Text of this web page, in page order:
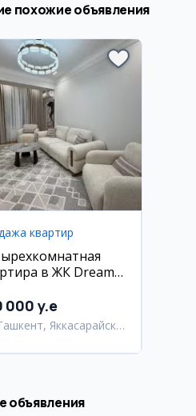
похожие объявления
квартир
в ЖК Dream
000 y.e
Яккасарайский
объявления